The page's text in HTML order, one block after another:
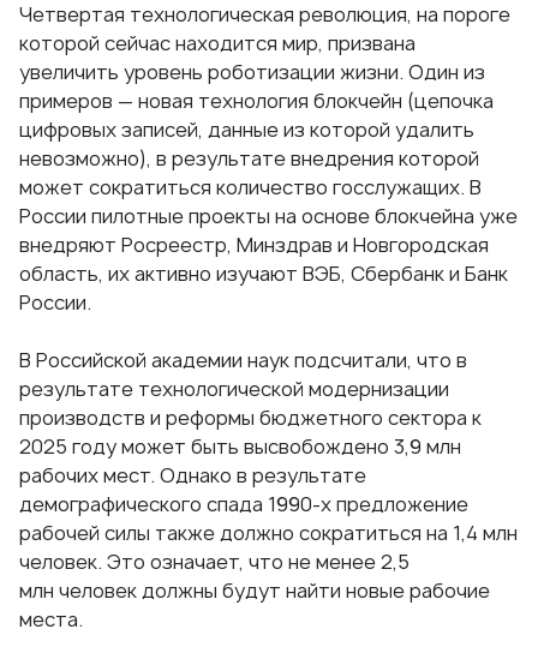
Четвертая технологическая революция, на пороге
которой сейчас находится мир, призвана
увеличить уровень роботизации жизни. Один из
примеров — новая технология блокчейн (цепочка
цифровых записей, данные из которой удалить
невозможно), в результате внедрения которой
может сократиться количество госслужащих. В
России пилотные проекты на основе блокчейна уже
внедряют Росреестр, Минздрав и Новгородская
область, их активно изучают ВЭБ, Сбербанк и Банк
России.
В Российской академии наук подсчитали, что в
результате технологической модернизации
производств и реформы бюджетного сектора к
2025 году может быть высвобождено 3,9 млн
рабочих мест. Однако в результате
демографического спада 1990-х предложение
рабочей силы также должно сократиться на 1,4 млн
человек. Это означает, что не менее 2,5
млн человек должны будут найти новые рабочие
места.